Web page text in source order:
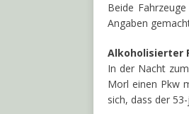
Beide
Angaben
Alkoholisierter
In der Nacht
Morl einen Pkw
sich, dass der